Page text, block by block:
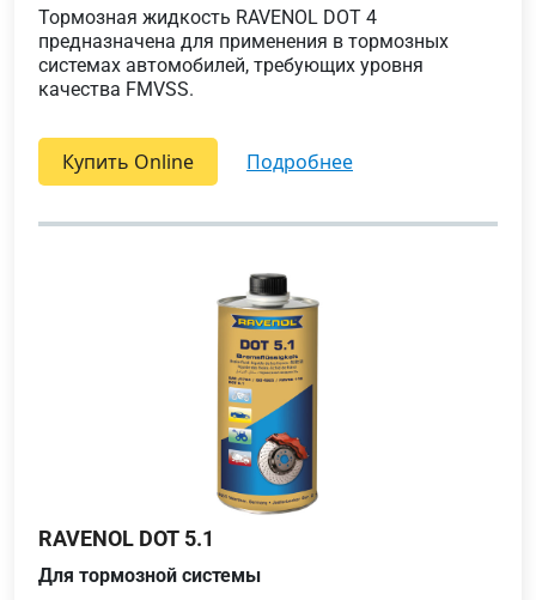
Тормозная жидкость RAVENOL DOT 4
предназначена для применения в тормозных
системах автомобилей, требующих уровня
качества FMVSS.
Купить Online подробнее
RAVENOL DOT 5.1
Для тормозной системы